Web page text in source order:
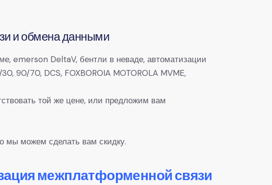
и обмена данными
emerson DeltaV, бентли в неваде, автоматизации
90/70, DCS, FOXBOROIA MOTOROLA MVME,
той же цене, или предложим вам
мы можем сделать вам скидку.
межплатформенной связи